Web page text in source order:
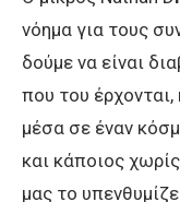
νόημα για τους
δούμε να είναι
που του
μέσα σε έναν
και κάποιος
μας το